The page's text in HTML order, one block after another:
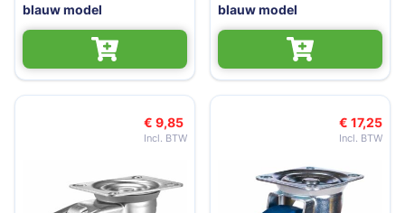
blauw model
blauw model
€ 9,85 € 17,25